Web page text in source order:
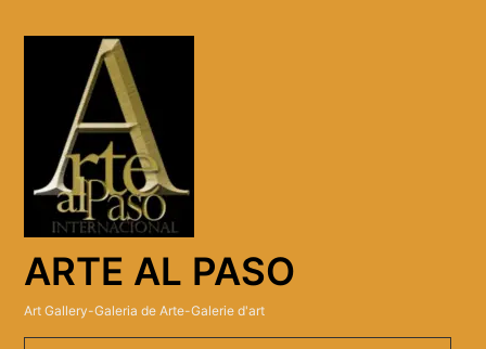
ARTE AL PASO
Art Gallery-Galeria de Arte-Galerie d'art